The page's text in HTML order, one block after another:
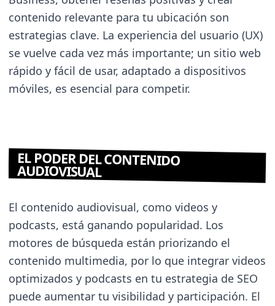
contenido relevante para tu ubicación son
estrategias clave. La experiencia del usuario (UX)
se vuelve cada vez más importante; un sitio web
rápido y fácil de usar, adaptado a dispositivos
móviles, es esencial para competir.
EL PODER DEL CONTENIDO
AUDIOVISUAL
El contenido audiovisual, como videos y
podcasts, está ganando popularidad. Los
motores de búsqueda están priorizando el
contenido multimedia, por lo que integrar videos
optimizados y podcasts en tu estrategia de SEO
puede aumentar tu visibilidad y participación. El